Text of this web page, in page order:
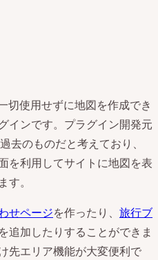
切使用せずに地図を作成でき
インです。プラグイン開発元
去のものだと考えており、
を利用してサイトに地図を表
。
せページを作ったり、 旅行ブ
追加したりすることができま
先エリア機能が大変便利で